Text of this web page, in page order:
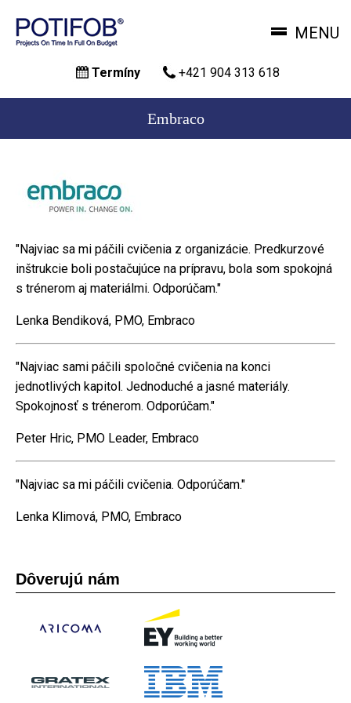
hlavný
MENU
Termíny +421 904 313 618
Embraco
"Najviac sa mi páčili cvičenia z organizácie. Predkurzové
inštrukcie boli postačujúce na prípravu, bola som spokojná
s trénerom aj materiálmi. Odporúčam."
Lenka Bendiková, PMO, Embraco
"Najviac sami páčili spoločné cvičenia na konci
jednotlivých kapitol. Jednoduché a jasné materiály.
Spokojnosť s trénerom. Odporúčam."
Peter Hric, PMO Leader, Embraco
"Najviac sa mi páčili cvičenia. Odporúčam."
Lenka Klimová, PMO, Embraco
Dôverujú nám